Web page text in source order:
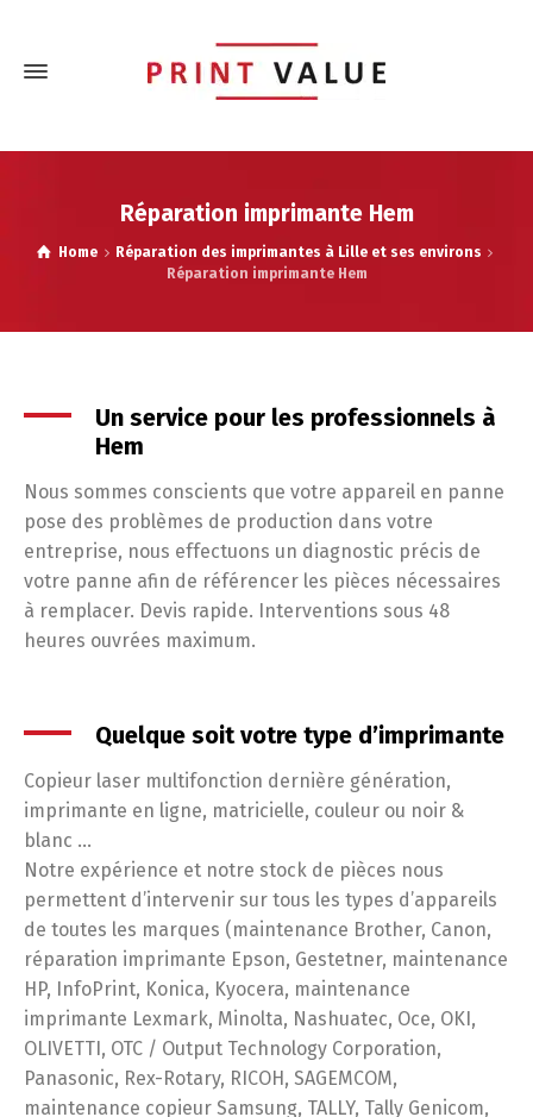
Réparation imprimante Hem
Home
Réparation des imprimantes à Lille et ses environs
Réparation imprimante Hem
Un service pour les professionnels à
Hem
Nous sommes conscients que votre appareil en panne
pose des problèmes de production dans votre
entreprise, nous effectuons un diagnostic précis de
votre panne afin de référencer les pièces nécessaires
à remplacer. Devis rapide. Interventions sous 48
heures ouvrées maximum.
Quelque soit votre type d’imprimante
Copieur laser multifonction dernière génération,
imprimante en ligne, matricielle, couleur ou noir &
blanc …
Notre expérience et notre stock de pièces nous
permettent d’intervenir sur tous les types d’appareils
de toutes les marques (maintenance Brother, Canon,
réparation imprimante Epson, Gestetner, maintenance
HP, InfoPrint, Konica, Kyocera, maintenance
imprimante Lexmark, Minolta, Nashuatec, Oce, OKI,
OLIVETTI, OTC / Output Technology Corporation,
Panasonic, Rex-Rotary, RICOH, SAGEMCOM,
maintenance copieur Samsung, TALLY, Tally Genicom,